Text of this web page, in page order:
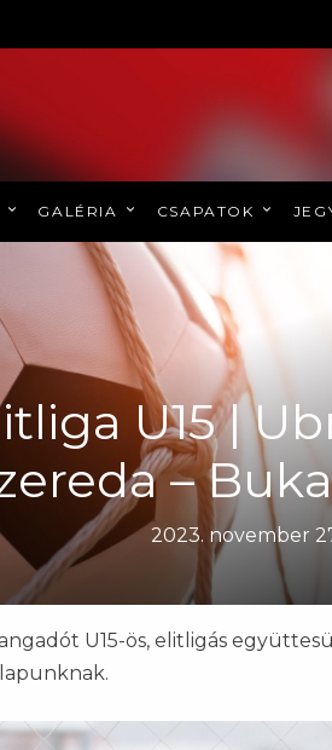
GALÉRIA CSAPATOK
U15 |
–
2023. november
U15-ös, elitligás